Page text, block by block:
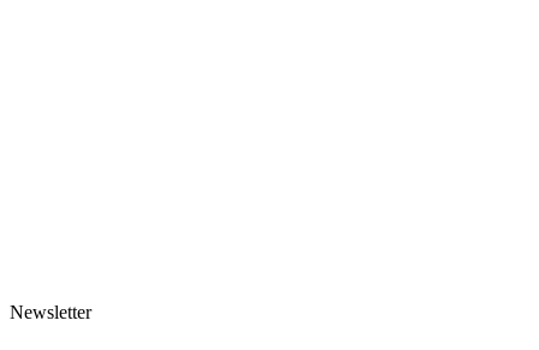
Newsletter